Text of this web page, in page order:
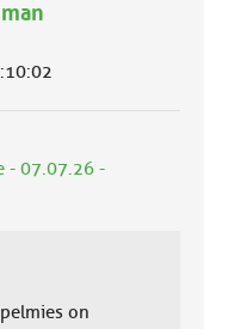
- 07.07.26 -
on